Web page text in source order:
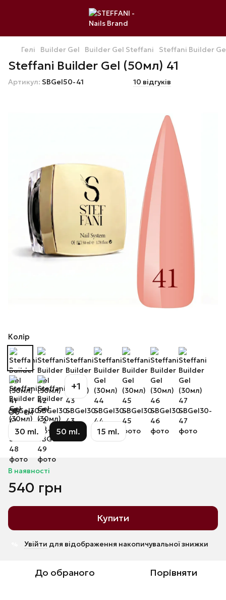
Гелі Builder Gel Builder Gel Steffani Steffani Builder
Steffani Builder Gel (50мл) 41
Артикул: SBGel50-41 10 відгуків
Колір
+1
Об`єм
30 ml. 50 ml. 15 ml.
В наявності
540 грн
Купити
Увійти для відображення накопичувальної знижки
До обраного Порівняти